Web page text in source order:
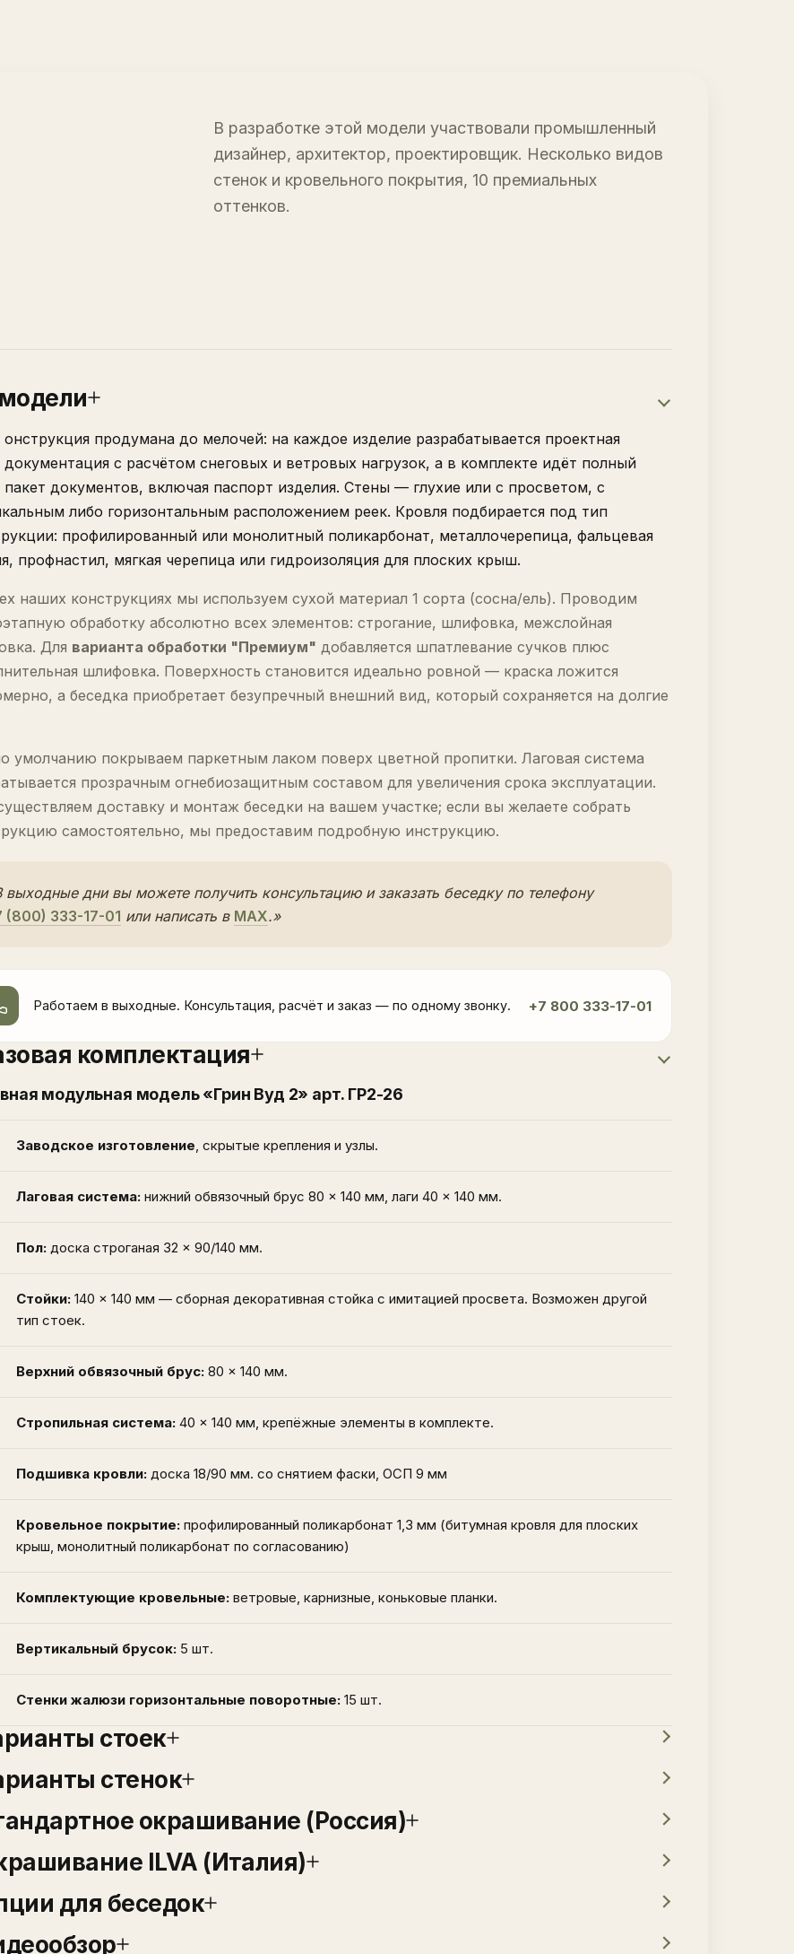
В разработке этой модели участвовали промышленный
дизайнер, архитектор, проектировщик. Несколько видов
стенок и кровельного покрытия, 10 премиальных
оттенков.
онструкция продумана до мелочей: на каждое изделие разрабатывается проектная
документация с расчётом снеговых и ветровых нагрузок, а в комплекте идёт полный
пакет документов, включая паспорт изделия. Стены — глухие или с просветом, с
либо горизонтальным расположением реек. Кровля подбирается под тип
профилированный или монолитный поликарбонат, металлочерепица, фальцевая
профнастил, мягкая черепица или гидроизоляция для плоских крыш.
наших конструкциях мы используем сухой материал 1 сорта (сосна/ель). Проводим
обработку абсолютно всех элементов: строгание, шлифовка, межслойная
Для варианта обработки "Премиум" добавляется шпатлевание сучков плюс
шлифовка. Поверхность становится идеально ровной — краска ложится
а беседка приобретает безупречный внешний вид, который сохраняется на долгие
умолчанию покрываем паркетным лаком поверх цветной пропитки. Лаговая система
прозрачным огнебиозащитным составом для увеличения срока эксплуатации.
доставку и монтаж беседки на вашем участке; если вы желаете собрать
самостоятельно, мы предоставим подробную инструкцию.
выходные дни вы можете получить консультацию и заказать беседку по телефону
(800) 333-17-01 или написать в MAX.»
Работаем в выходные. Консультация, расчёт и заказ — по одному звонку. +7 800 333-17-01
комплектация
модульная модель «Грин Вуд 2» арт. ГР2-26
Заводское изготовление, скрытые крепления и узлы.
Лаговая система: нижний обвязочный брус 80 × 140 мм, лаги 40 × 140 мм.
Пол: доска строганая 32 × 90/140 мм.
Стойки: 140 × 140 мм — сборная декоративная стойка с имитацией просвета. Возможен другой
тип стоек.
Верхний обвязочный брус: 80 × 140 мм.
Стропильная система: 40 × 140 мм, крепёжные элементы в комплекте.
Подшивка кровли: доска 18/90 мм. со снятием фаски, ОСП 9 мм
Кровельное покрытие: профилированный поликарбонат 1,3 мм (битумная кровля для плоских
крыш, монолитный поликарбонат по согласованию)
Комплектующие кровельные: ветровые, карнизные, коньковые планки.
Вертикальный брусок: 5 шт.
Стенки жалюзи горизонтальные поворотные: 15 шт.
стоек
стенок
окрашивание (Россия)
ILVA (Италия)
для беседок